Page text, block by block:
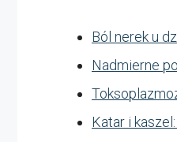
Ból nerek u
Nadmierne
Katar i